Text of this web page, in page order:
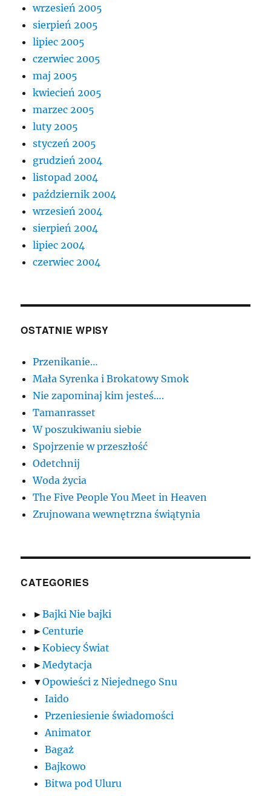
wrzesień 2005
sierpień 2005
lipiec 2005
czerwiec 2005
maj 2005
kwiecień 2005
marzec 2005
luty 2005
styczeń 2005
grudzień 2004
listopad 2004
październik 2004
wrzesień 2004
sierpień 2004
lipiec 2004
czerwiec 2004
OSTATNIE WPISY
Przenikanie…
Mała Syrenka i Brokatowy Smok
Nie zapominaj kim jesteś….
Tamanrasset
W poszukiwaniu siebie
Spojrzenie w przeszłość
Odetchnij
Woda życia
The Five People You Meet in Heaven
Zrujnowana wewnętrzna świątynia
CATEGORIES
►Bajki Nie bajki
►Centurie
►Kobiecy Świat
►Medytacja
▼Opowieści z Niejednego Snu
Iaido
Przeniesienie świadomości
Animator
Bagaż
Bajkowo
Bitwa pod Uluru